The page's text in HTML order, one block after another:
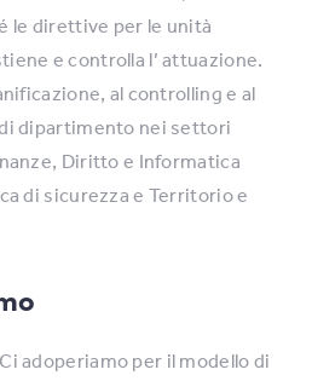
le direttive per le unità
e controlla l’ attuazione.
al controlling e al
dipartimento nei settori
Diritto e Informatica
di sicurezza e Territorio e
adoperiamo per il modello di